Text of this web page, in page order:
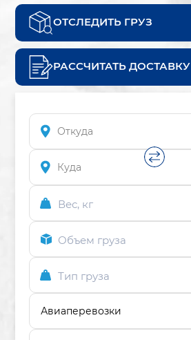
ОТСЛЕДИТЬ ГРУЗ
РАССЧИТАТЬ ДОСТАВКУ
Вес, кг
Объем груза
Тип груза